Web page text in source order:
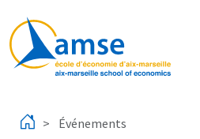
Événements